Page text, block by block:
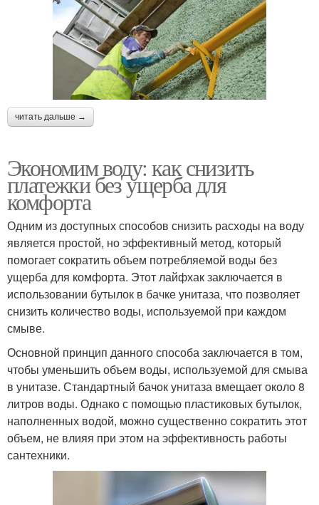
читать дальше →
Экономим воду: как снизить
платежки без ущерба для
комфорта
Одним из доступных способов снизить расходы на воду
является простой, но эффективный метод, который
помогает сократить объем потребляемой воды без
ущерба для комфорта. Этот лайфхак заключается в
использовании бутылок в бачке унитаза, что позволяет
снизить количество воды, используемой при каждом
смыве.
Основной принцип данного способа заключается в том,
чтобы уменьшить объем воды, используемой для смыва
в унитазе. Стандартный бачок унитаза вмещает около 8
литров воды. Однако с помощью пластиковых бутылок,
наполненных водой, можно существенно сократить этот
объем, не влияя при этом на эффективность работы
сантехники.